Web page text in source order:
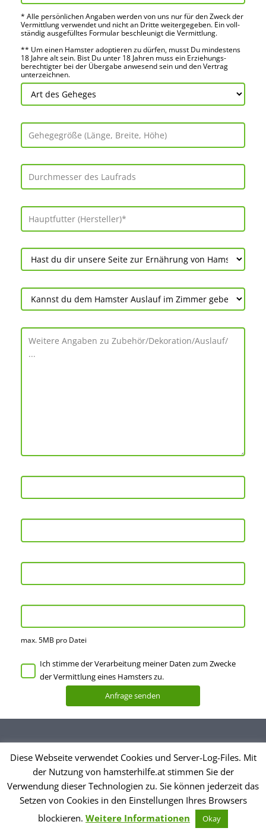
* Alle persön­lichen Angaben werden von uns nur für den Zweck der
Vermitt­lung verwendet und nicht an Dritte weiter­gegeben. Ein voll­
ständig ausge­fülltes Formular beschleu­nigt die Vermitt­lung.
** Um einen Hamster adoptieren zu dürfen, musst Du mindes­tens
18 Jahre alt sein. Bist Du unter 18 Jahren muss ein Erziehungs­
berechtigter bei der Über­gabe anwes­end sein und den Vertrag
unter­zeichnen.
max. 5MB pro Datei
Ich stimme der Verarbeitung meiner Daten zum Zwecke
der Vermittlung eines Hamsters zu.
Impressum
© Hamsterhilfe Österreich
Diese Webseite verwendet Cookies und Server-Log-Files. Mit
der Nutzung von hamsterhilfe.at stimmen Sie der
Verwendung dieser Technologien zu. Sie können jederzeit das
Setzen von Cookies in den Einstellungen Ihres Browsers
blockieren. Weitere Informationen Okay